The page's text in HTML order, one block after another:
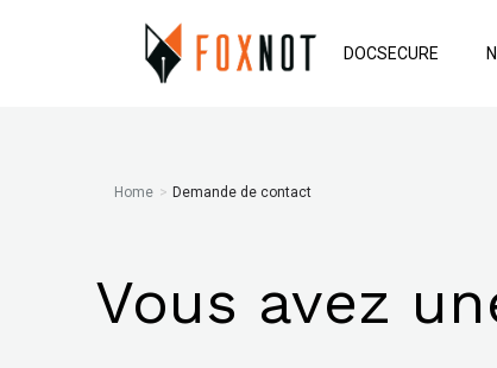
DOCSECURE
Home > Demande de contact
Vous avez